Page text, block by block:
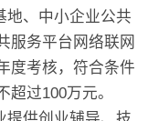
地、中小企业公共
服务平台网络联网
度考核，符合条件
过100万元。